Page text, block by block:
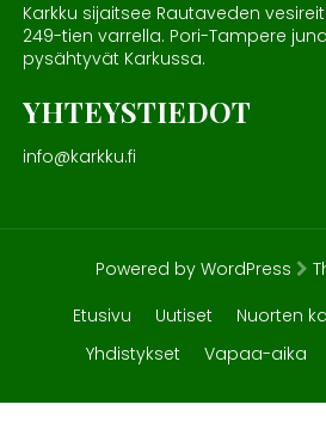
Karkku sijaitsee Rautaveden
249-tien varrella. Pori-Tampere
pysähtyvät Karkussa.
YHTEYSTIEDOT
info@karkku.fi
Powered by WordPress
Etusivu
Uutiset
Nuorten
Yhdistykset
Vapaa-aika